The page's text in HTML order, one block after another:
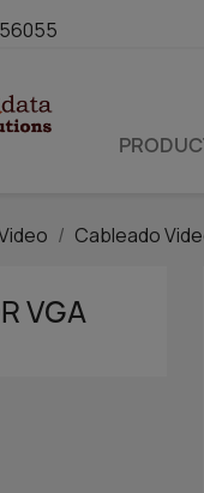
Cableado
VGA